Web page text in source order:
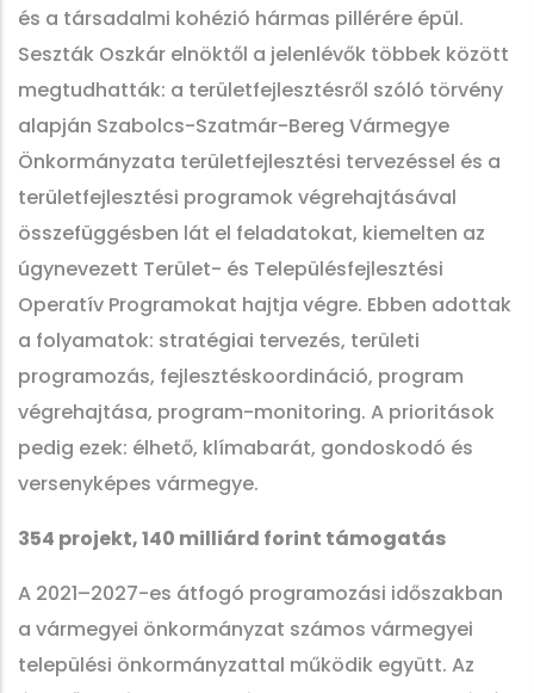
és a társadalmi kohézió hármas pillérére épül.
Seszták Oszkár elnöktől a jelenlévők többek között
megtudhatták: a területfejlesztésről szóló törvény
alapján Szabolcs-Szatmár-Bereg Vármegye
Önkormányzata területfejlesztési tervezéssel és a
területfejlesztési programok végrehajtásával
összefüggésben lát el feladatokat, kiemelten az
úgynevezett Terület- és Településfejlesztési
Operatív Programokat hajtja végre. Ebben adottak
a folyamatok: stratégiai tervezés, területi
programozás, fejlesztéskoordináció, program
végrehajtása, program-monitoring. A prioritások
pedig ezek: élhető, klímabarát, gondoskodó és
versenyképes vármegye.
354 projekt, 140 milliárd forint támogatás
A 2021–2027-es átfogó programozási időszakban
a vármegyei önkormányzat számos vármegyei
települési önkormányzattal működik együtt. Az